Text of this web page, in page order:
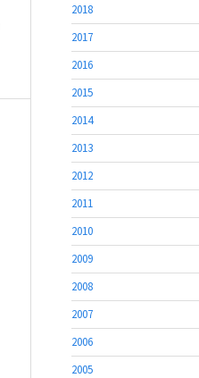
2018
2017
2016
2015
2014
2013
2012
2011
2010
2009
2008
2007
2006
2005